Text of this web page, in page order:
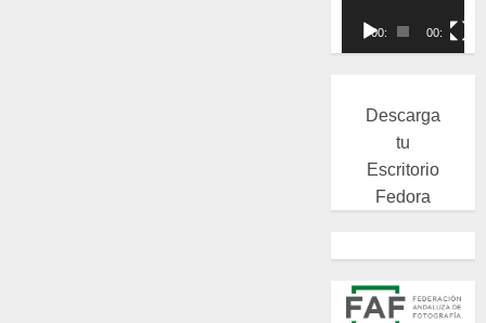
vídeo
00:00 00:00
Descarga
tu
Escritorio
Fedora